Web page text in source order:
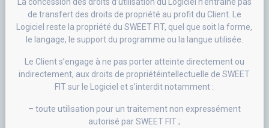
de transfert des droits de propriété au profit du Client. Le
Logiciel reste la propriété du SWEET FIT, quel que soit la forme,
le langage, le support du programme ou la langue utilisée.
Le Client s’engage à ne pas porter atteinte directement ou
indirectement, aux droits de propriétéintellectuelle de SWEET
FIT sur le Logiciel et s’interdit notamment :
– toute utilisation pour un traitement non expressément
autorisé par SWEET FIT ;